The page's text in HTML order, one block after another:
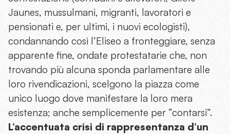
Jaunes, mussulmani, migranti, lavoratori e
pensionati e, per ultimi, i nuovi ecologisti),
condannando così l’Eliseo a fronteggiare, senza
apparente fine, ondate protestatarie che, non
trovando più alcuna sponda parlamentare alle
loro rivendicazioni, scelgono la piazza come
unico luogo dove manifestare la loro mera
esistenza; anche semplicemente per “contarsi”.
L’accentuata crisi di rappresentanza d’un